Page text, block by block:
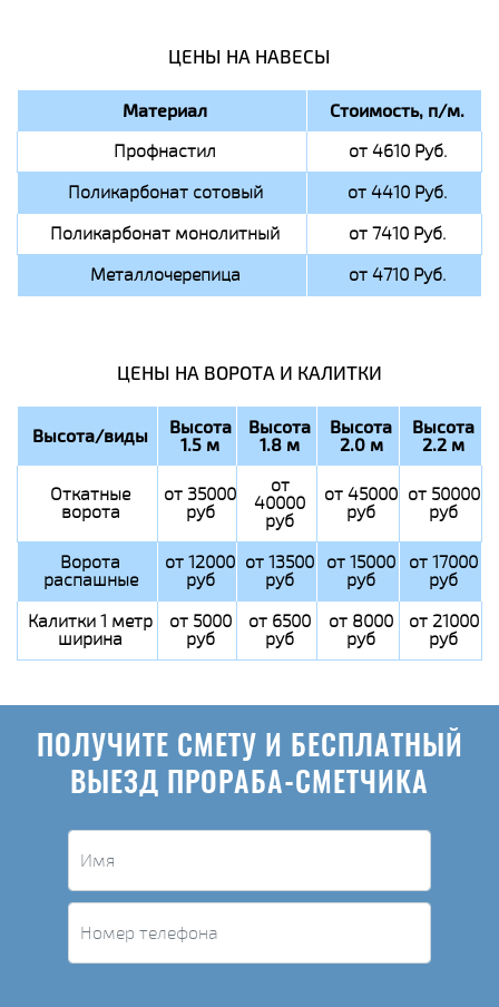
ЦЕНЫ НА НАВЕСЫ
Материал Стоимость, п/м.
Профнастил
от 4610 Руб.
Поликарбонат сотовый
от 4410 Руб.
Поликарбонат монолитный
от 7410 Руб.
Металлочерепица
от 4710 Руб.
ЦЕНЫ НА ВОРОТА И КАЛИТКИ
Высота/виды Высота
1.5 м
Высота
1.8 м
Высота
2.0 м
Высота
2.2 м
Откатные
ворота
от 35000
руб
от
40000
руб
от 45000
руб
от 50000
руб
Ворота
распашные
от 12000
руб
от 13500
руб
от 15000
руб
от 17000
руб
Калитки 1 метр
ширина
от 5000
руб
от 6500
руб
от 8000
руб
от 21000
руб
ПОЛУЧИТЕ СМЕТУ И БЕСПЛАТНЫЙ
ВЫЕЗД ПРОРАБА-СМЕТЧИКА